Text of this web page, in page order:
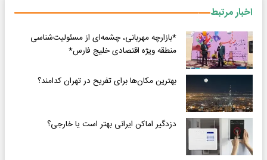
اخبار مرتبط
*بازارچه مهربانی، چشمه‌ای از مسئولیت‌شناسی
منطقه ویژه اقتصادی خلیج فارس*
بهترین مکان‌ها برای تفریح در تهران کدامند؟
دزدگیر اماکن ایرانی بهتر است یا خارجی؟